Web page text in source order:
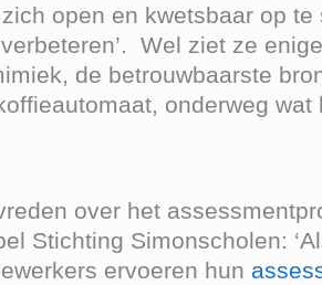
open en kwetsbaar op
Wel ziet ze
de betrouwbaarste
onderweg wat
over het
Stichting Simonscholen:
ervoeren hun